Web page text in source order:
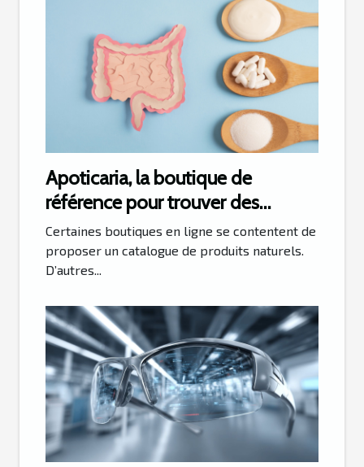
Apoticaria, la boutique de
référence pour trouver des
probiotiques L-Gasseri
Certaines boutiques en ligne se contentent de
proposer un catalogue de produits naturels.
D’autres...